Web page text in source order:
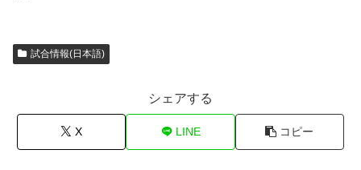
試合情報(日本語)
シェアする
X LINE コピー